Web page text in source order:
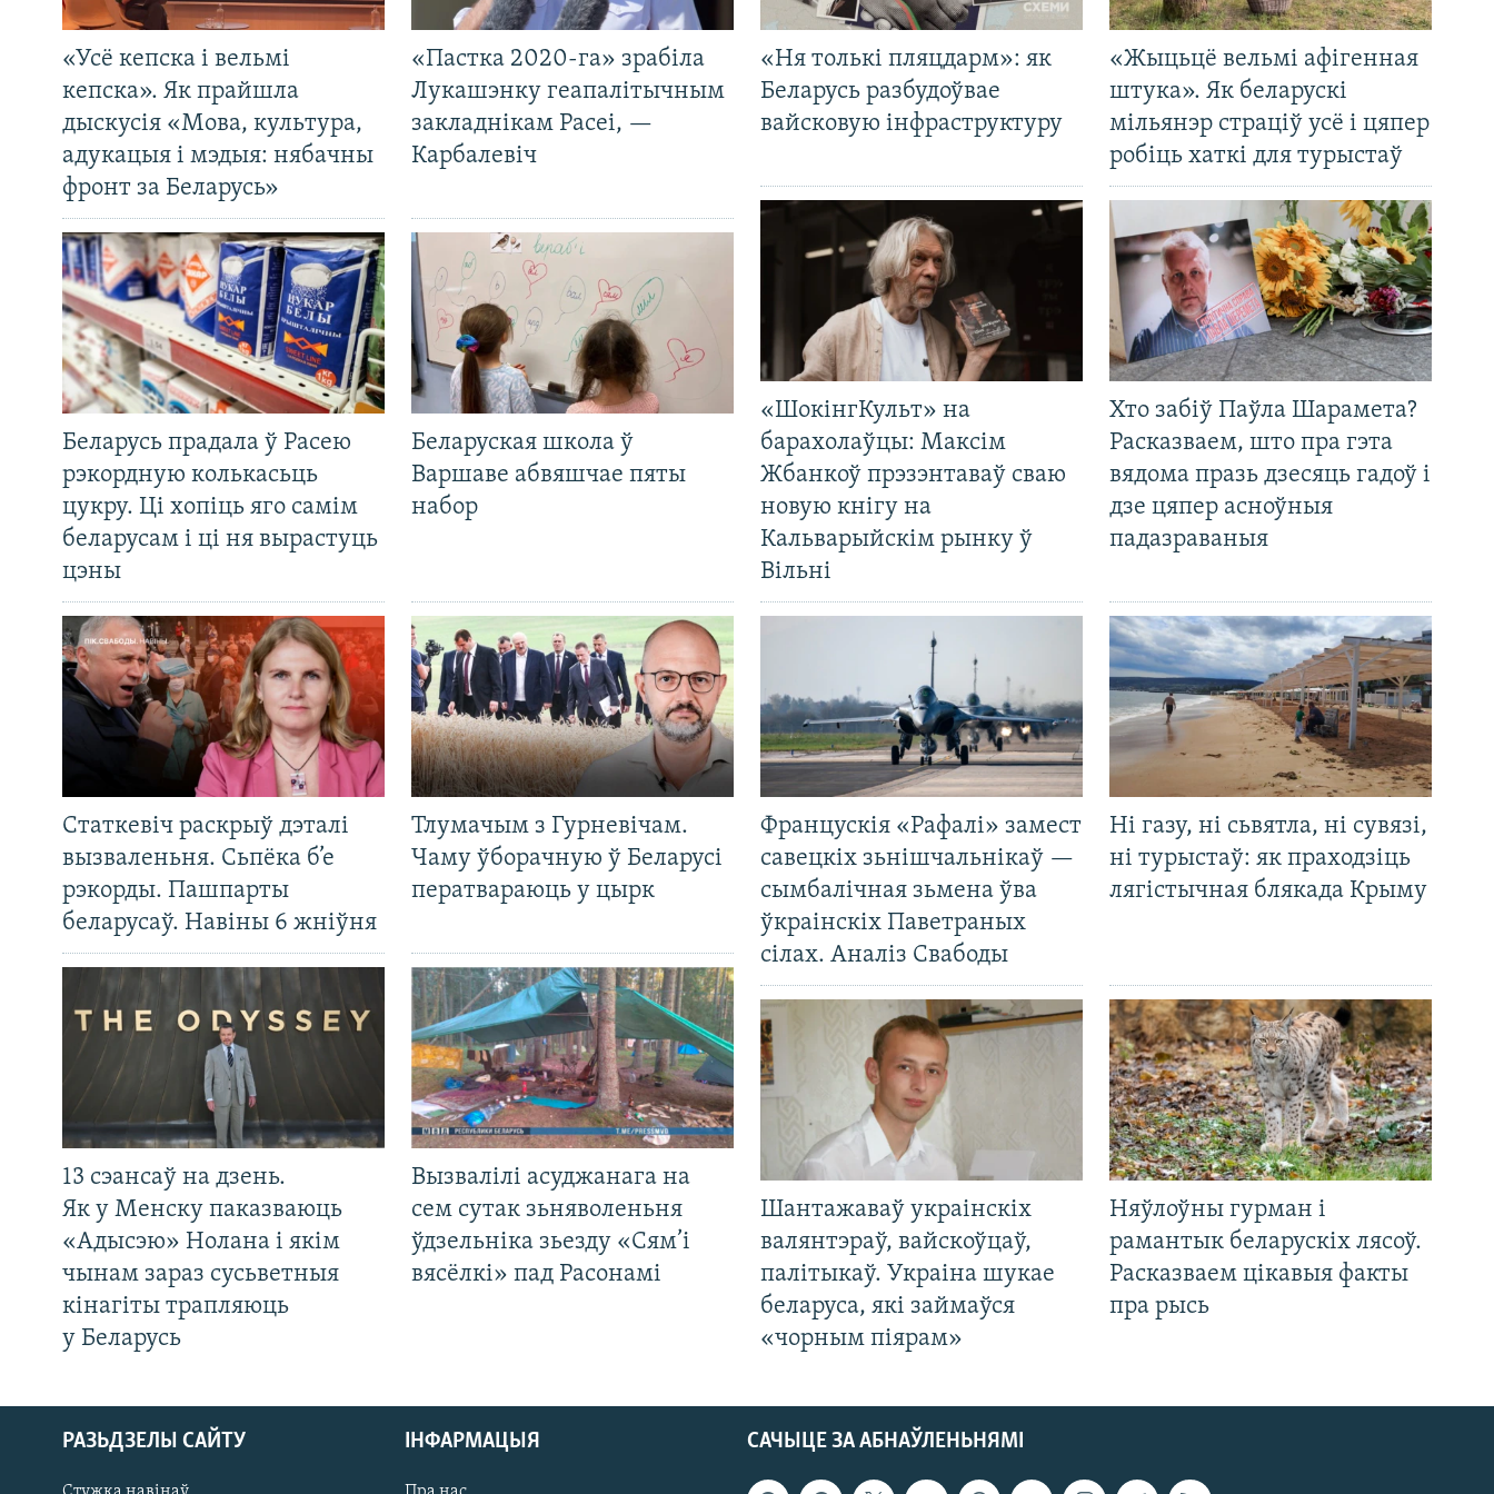
«Усё кепска і вельмі
кепска». Як прайшла
дыскусія «Мова, культура,
адукацыя і мэдыя: нябачны
фронт за Беларусь»
«Пастка 2020-га» зрабіла
Лукашэнку геапалітычным
закладнікам Расеі, —
Карбалевіч
Беларусь прадала ў Расею
рэкордную колькасьць
цукру. Ці хопіць яго самім
беларусам і ці ня вырастуць
цэны
Беларуская школа ў
Варшаве абвяшчае пяты
набор
Статкевіч раскрыў дэталі
вызваленьня. Сьпёка б’е
рэкорды. Пашпарты
беларусаў. Навіны 6 жніўня
Тлумачым з Гурневічам.
Чаму ўборачную ў Беларусі
ператвараюць у цырк
13 сэансаў на дзень.
Як у Менску паказваюць
«Адысэю» Нолана і якім
чынам зараз сусьветныя
кінагіты трапляюць
у Беларусь
Вызвалілі асуджанага на
сем сутак зьняволеньня
ўдзельніка зьезду «Сям’і
вясёлкі» пад Расонамі
«Ня толькі пляцдарм»: як
Беларусь разбудоўвае
вайсковую інфраструктуру
«Жыцьцё вельмі афігенная
штука». Як беларускі
мільянэр страціў усё і цяпер
робіць хаткі для турыстаў
«ШокінгКульт» на
барахолаўцы: Максім
Жбанкоў прэзэнтаваў сваю
новую кнігу на
Кальварыйскім рынку ў
Вільні
Хто забіў Паўла Шарамета?
Расказваем, што пра гэта
вядома празь дзесяць гадоў і
дзе цяпер асноўныя
падазраваныя
Францускія «Рафалі» замест
савецкіх зьнішчальнікаў —
сымбалічная зьмена ўва
ўкраінскіх Паветраных
сілах. Аналіз Свабоды
Ні газу, ні сьвятла, ні сувязі,
ні турыстаў: як праходзіць
лягістычная блякада Крыму
Шантажаваў украінскіх
валянтэраў, вайскоўцаў,
палітыкаў. Украіна шукае
беларуса, які займаўся
«чорным піярам»
Няўлоўны гурман і
рамантык беларускіх лясоў.
Расказваем цікавыя факты
пра рысь
САЧЫЦЕ ЗА АБНАЎЛЕНЬНЯМІ
РАЗЬДЗЕЛЫ САЙТУ ІНФАРМАЦЫЯ